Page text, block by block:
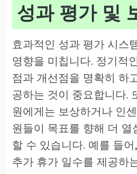
성과 평가 및
효과적인 성과 평가 시스
영향을 미칩니다. 정기적
점과 개선점을 명확히 하
공하는 것이 중요합니다.
원에게는 보상하거나 인
원들이 목표를 향해 더
할 수 있습니다. 예를 들
추가 휴가 일수를 제공하